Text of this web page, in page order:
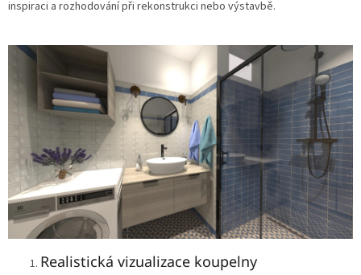
inspiraci a rozhodování při rekonstrukci nebo výstavbě.
Realistická vizualizace koupelny